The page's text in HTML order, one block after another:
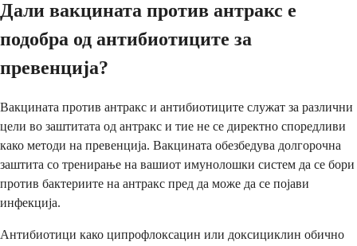
Дали вакцината против антракс е
подобра од антибиотиците за
превенција?
Вакцината против антракс и антибиотиците служат за различни
цели во заштитата од антракс и тие не се директно споредливи
како методи на превенција. Вакцината обезбедува долгорочна
заштита со тренирање на вашиот имунолошки систем да се бори
против бактериите на антракс пред да може да се појави
инфекција.
Антибиотици како ципрофлоксацин или доксициклин обично